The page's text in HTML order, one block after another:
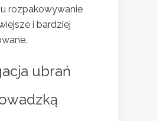
rozpakowywanie
i bardziej
ubrań